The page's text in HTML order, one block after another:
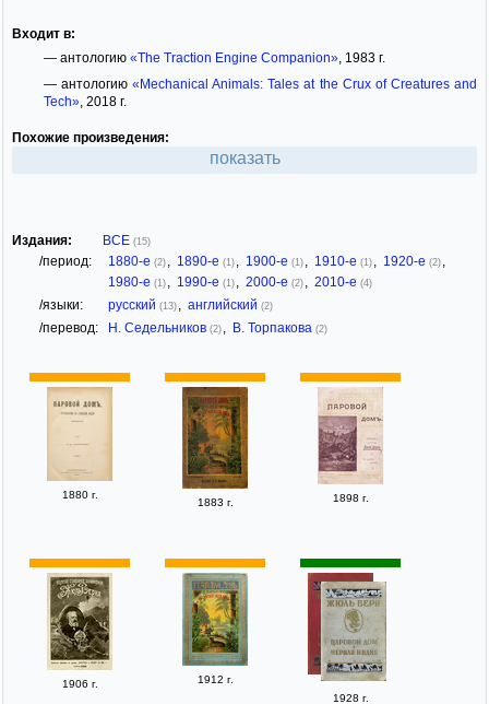
Входит в:
— антологию «The Traction Engine Companion», 1983 г.
— антологию«Mechanical Animals: Tales at the Crux of Creatures and
Tech», 2018 г.
Похожие произведения:
показать
Издания: ВСЕ (15)
/период: 1880-е (2) , 1890-е (1) , 1900-е (1) , 1910-е (1) , 1920-е (2) ,
1980-е (1) , 1990-е (1) , 2000-е (2) , 2010-е (4)
/языки: русский (13) , английский (2)
/перевод: Н. Седельников (2) , В. Торпакова (2)
1880 г.
1883 г. 1898 г.
1906 г.
1912 г.
1928 г.